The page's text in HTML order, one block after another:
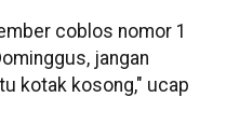
coblos nomor 1
jangan
kotak kosong," ucap